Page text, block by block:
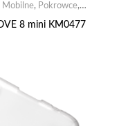
Mobilne, Pokrowce,
8 mini KM0477